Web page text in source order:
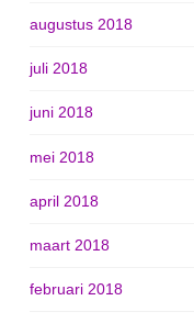
augustus 2018
juli 2018
juni 2018
mei 2018
april 2018
maart 2018
februari 2018